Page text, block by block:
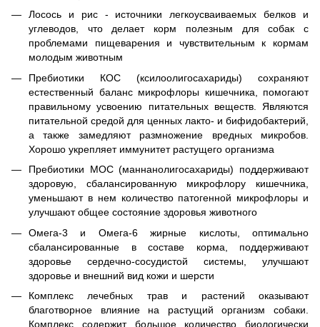
Лосось и рис - источники легкоусваиваемых белков и
углеводов, что делает корм полезным для собак с
проблемами пищеварения и чувствительным к кормам
молодым животным
Пребиотики КОС (ксилоолигосахариды) сохраняют
естественный баланс микрофлоры кишечника, помогают
правильному усвоению питательных веществ. Являются
питательной средой для ценных лакто- и бифидобактерий,
а также замедляют размножение вредных микробов.
Хорошо укрепляет иммунитет растущего организма
Пребиотики МОС (маннанолигосахариды) поддерживают
здоровую, сбалансированную микрофлору кишечника,
уменьшают в нем количество патогенной микрофлоры и
улучшают общее состояние здоровья животного
Омега-3 и Омега-6 жирные кислоты, оптимально
сбалансированные в составе корма, поддерживают
здоровье сердечно-сосудистой системы, улучшают
здоровье и внешний вид кожи и шерсти
Комплекс лечебных трав и растений оказывают
благотворное влияние на растущий организм собаки.
Комплекс содержит большое количество биологически